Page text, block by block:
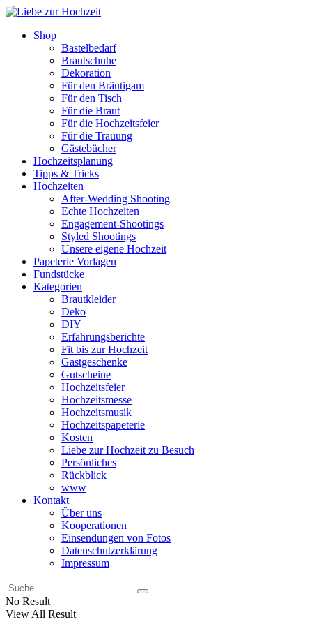
Shop
Bastelbedarf
Brautschuhe
Dekoration
Für den Bräutigam
Für den Tisch
Für die Braut
Für die Hochzeitsfeier
Für die Trauung
Gästebücher
Hochzeitsplanung
Tipps & Tricks
Hochzeiten
After-Wedding Shooting
Echte Hochzeiten
Engagement-Shootings
Styled Shootings
Unsere eigene Hochzeit
Papeterie Vorlagen
Fundstücke
Kategorien
Brautkleider
Deko
DIY
Erfahrungsberichte
Fit bis zur Hochzeit
Gastgeschenke
Gutscheine
Hochzeitsfeier
Hochzeitsmesse
Hochzeitsmusik
Hochzeitspapeterie
Kosten
Liebe zur Hochzeit zu Besuch
Persönliches
Rückblick
www
Kontakt
Über uns
Kooperationen
Einsendungen von Fotos
Datenschutzerklärung
Impressum
No Result
View All Result